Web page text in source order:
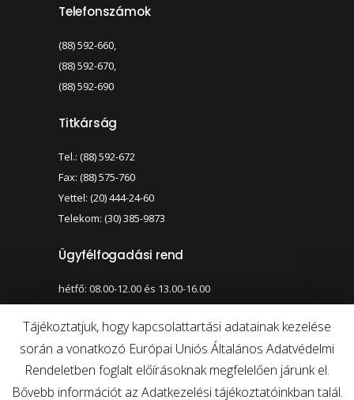
Telefonszámok
(88) 592-660,
(88) 592-670,
(88) 592-690
Titkárság
Tel.: (88) 592-672
Fax: (88) 575-760
Yettel: (20) 444-24-60
Telekom: (30) 385-9873
Ügyfélfogadási rend
hétfő: 08.00-12.00 és 13.00-16.00
szerda: 08.00-12.00 és 13.00-17.00
Nagy kontraszt váltása
Betűméret váltása
Tájékoztatjuk, hogy kapcsolattartási adatainak kezelése
során a vonatkozó Európai Uniós Általános Adatvédelmi
Rendeletben foglalt előírásoknak megfelelően járunk el.
Bővebb információt az Adatkezelési tájékoztatóinkban talál.